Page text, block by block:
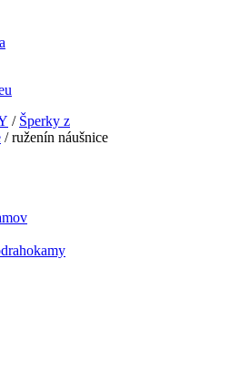
/ Šperky z
/ ruženín náušnice